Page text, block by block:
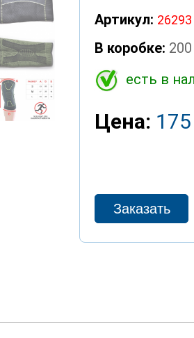
Артикул: 26293
В коробке:
есть в
Цена: